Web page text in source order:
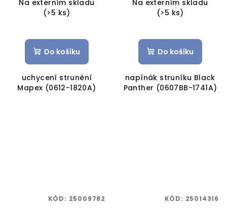
Na externím skladu
(>5 ks)
Do košíku
uchycení strunění
Mapex (0612-1820A)
Na externím skladu
(>5 ks)
Do košíku
napínák struníku Black
Panther (0607BB-1741A)
KÓD: 25009782 KÓD: 25014316